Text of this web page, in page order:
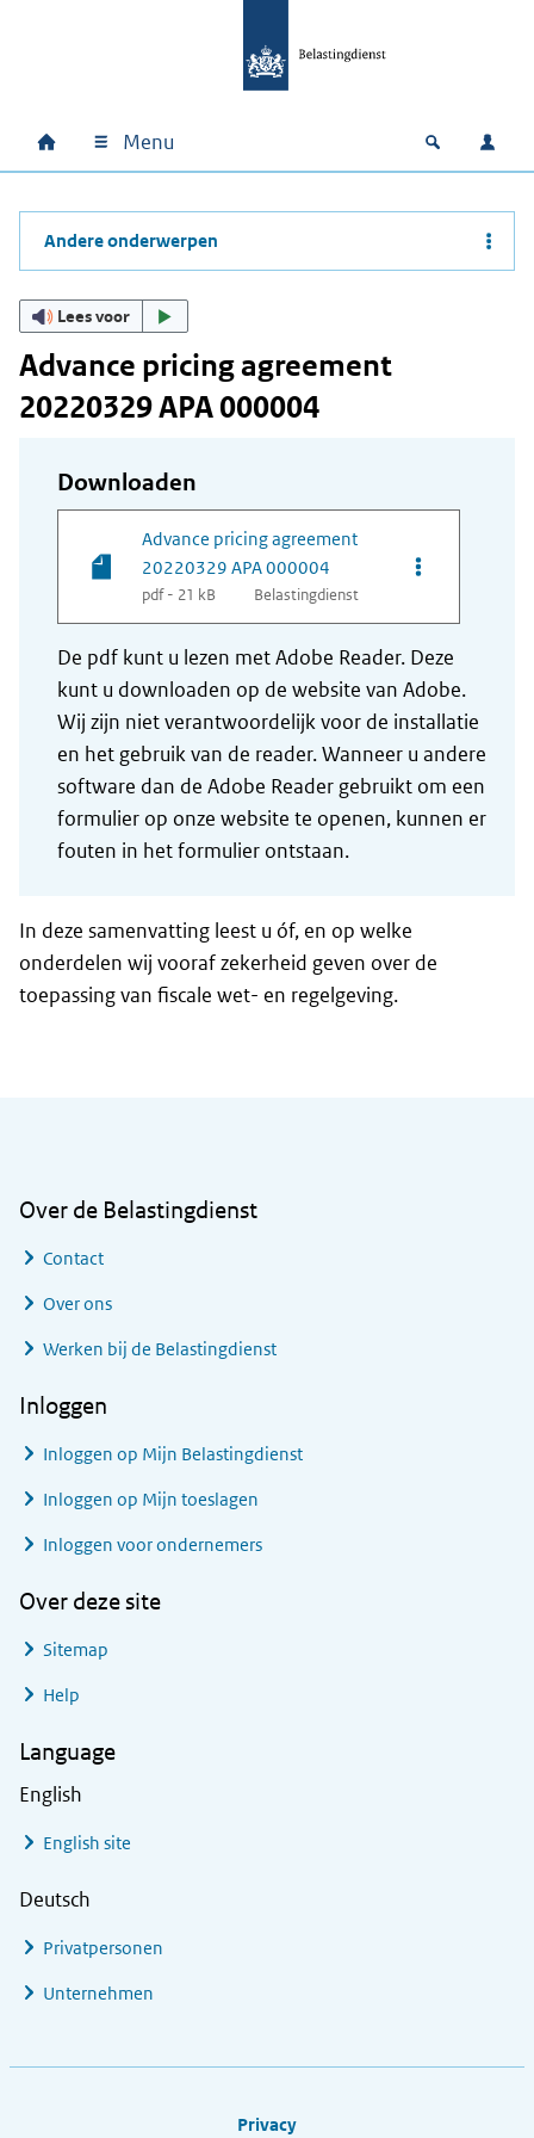
Hoofdnavigatie
Home Menu Open
Andere onderwerpen
Lees voor
Advance pricing agreement
20220329 APA 000004
Downloaden
Advance pricing agreement
20220329 APA 000004
pdf - 21 kB Belastingdienst
Opties van
De pdf kunt u lezen met Adobe Reader. Deze
kunt u downloaden op de website van Adobe.
Wij zijn niet verantwoordelijk voor de installatie
en het gebruik van de reader. Wanneer u andere
software dan de Adobe Reader gebruikt om een
formulier op onze website te openen, kunnen er
fouten in het formulier ontstaan.
In deze samenvatting leest u óf, en op welke
onderdelen wij vooraf zekerheid geven over de
toepassing van fiscale wet- en regelgeving.
Over de Belastingdienst
Contact
Over ons
Werken bij de Belastingdienst
Inloggen
Inloggen op Mijn Belastingdienst
Inloggen op Mijn toeslagen
Inloggen voor ondernemers
Over deze site
Sitemap
Help
Language
English
English site
Deutsch
Privatpersonen
Unternehmen
Privacy